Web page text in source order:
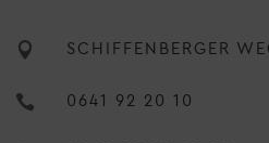
 SCHIFFENBERGER
 0641 92 20 10